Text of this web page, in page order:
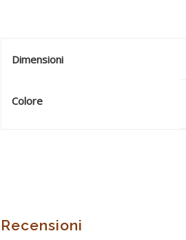
Dimensioni
Colore
Recensioni